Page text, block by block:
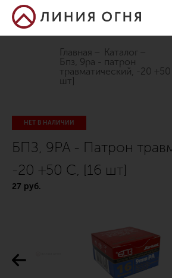
Главная
Каталог
бпз, 9pa - патрон
травматический, -20
шт]
НЕТ В НАЛИЧИИ
БПЗ, 9PA - Патрон
-20 +50 С, [16 шт]
27 руб.